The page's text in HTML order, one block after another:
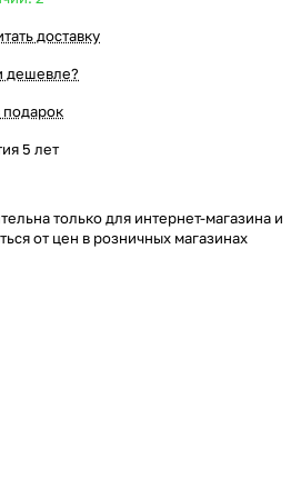
доставку
дешевле?
подарок
5 лет
только для интернет-магазина и
от цен в розничных магазинах